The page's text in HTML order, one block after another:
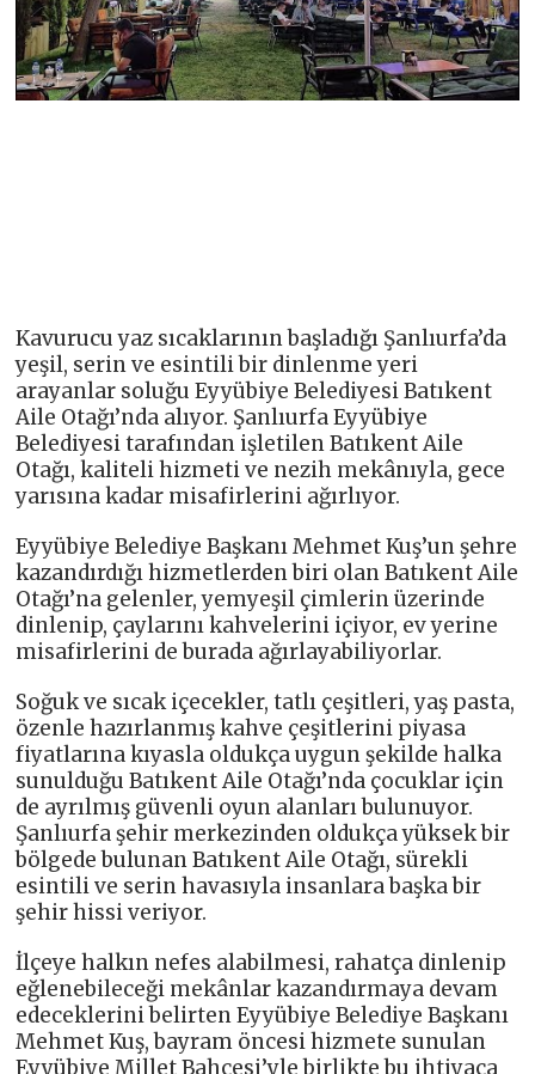
Kavurucu yaz sıcaklarının başladığı Şanlıurfa’da
yeşil, serin ve esintili bir dinlenme yeri
arayanlar soluğu Eyyübiye Belediyesi Batıkent
Aile Otağı’nda alıyor. Şanlıurfa Eyyübiye
Belediyesi tarafından işletilen Batıkent Aile
Otağı, kaliteli hizmeti ve nezih mekânıyla, gece
yarısına kadar misafirlerini ağırlıyor.
Eyyübiye Belediye Başkanı Mehmet Kuş’un şehre
kazandırdığı hizmetlerden biri olan Batıkent Aile
Otağı’na gelenler, yemyeşil çimlerin üzerinde
dinlenip, çaylarını kahvelerini içiyor, ev yerine
misafirlerini de burada ağırlayabiliyorlar.
Soğuk ve sıcak içecekler, tatlı çeşitleri, yaş pasta,
özenle hazırlanmış kahve çeşitlerini piyasa
fiyatlarına kıyasla oldukça uygun şekilde halka
sunulduğu Batıkent Aile Otağı’nda çocuklar için
de ayrılmış güvenli oyun alanları bulunuyor.
Şanlıurfa şehir merkezinden oldukça yüksek bir
bölgede bulunan Batıkent Aile Otağı, sürekli
esintili ve serin havasıyla insanlara başka bir
şehir hissi veriyor.
İlçeye halkın nefes alabilmesi, rahatça dinlenip
eğlenebileceği mekânlar kazandırmaya devam
edeceklerini belirten Eyyübiye Belediye Başkanı
Mehmet Kuş, bayram öncesi hizmete sunulan
Eyyübiye Millet Bahçesi’yle birlikte bu ihtiyaca